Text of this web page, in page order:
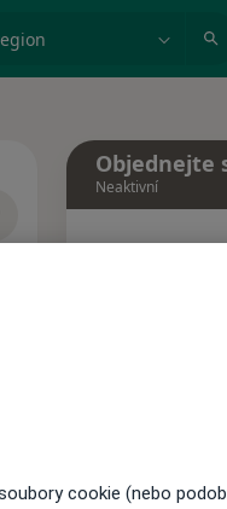
Objednejte
Neaktivní
Tento
cookie (nebo